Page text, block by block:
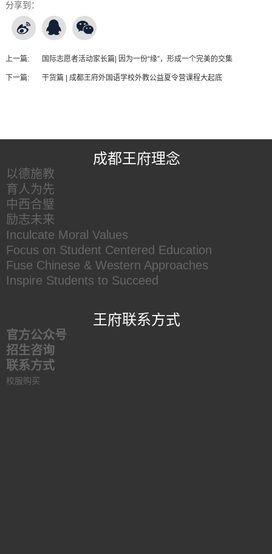
分享到：
上一篇: 国际志愿者活动家长篇| 因为一份“缘”，形成一个完美的交集
下一篇: 干货篇 | 成都王府外国语学校外教公益夏令营课程大起底
成都王府理念
以德施教
育人为先
中西合璧
励志未来
Inculcate Moral Values
Focus on Student Centered Education
Fuse Chinese & Western Approaches
Inspire Students to Succeed
王府联系方式
官方公众号
招生咨询
联系方式
校服购买